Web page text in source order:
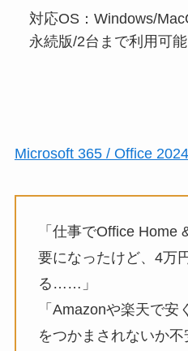
対応OS：Windows/
永続版/2台まで利用可
Microsoft 365 / Office
「仕事でOffice Home
要になったけど、4万
る……」
「Amazonや楽天で
をつかまされないか不